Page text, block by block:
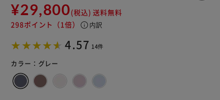
¥29,800(税込) 送料無料
298ポイント （1倍） info 内訳
4.57 14件
カラー： グレー
カートに入れる